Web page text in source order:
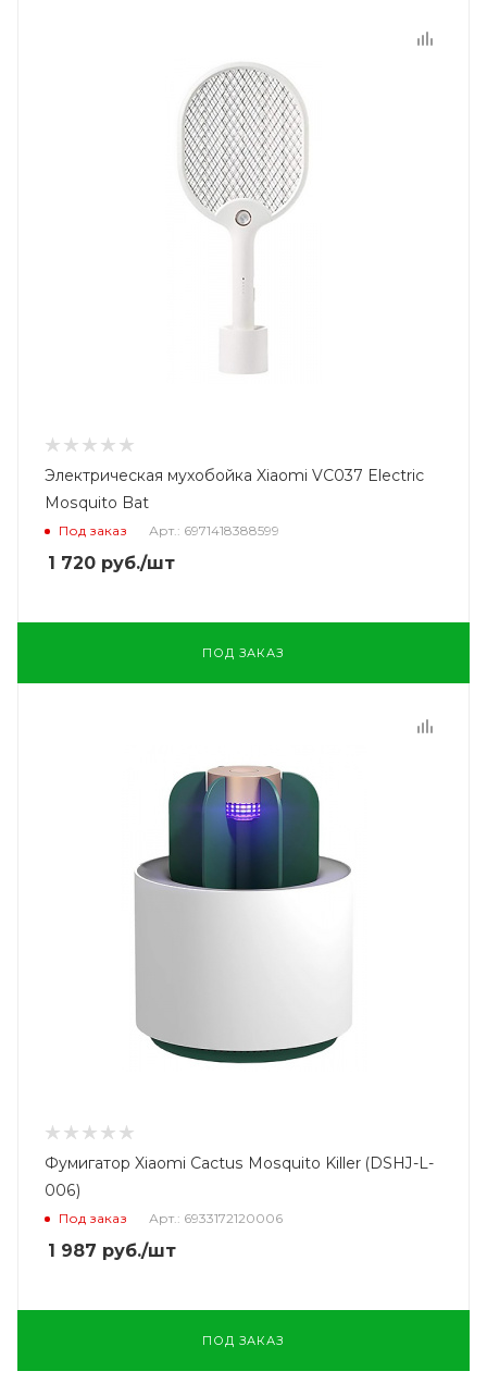
Электрическая мухобойка Xiaomi VC037 Electric
Mosquito Bat
Под заказ Арт.: 6971418388599
1 720 руб./шт
ПОД ЗАКАЗ
Фумигатор Xiaomi Cactus Mosquito Killer (DSHJ-L-
006)
Под заказ Арт.: 6933172120006
1 987 руб./шт
ПОД ЗАКАЗ